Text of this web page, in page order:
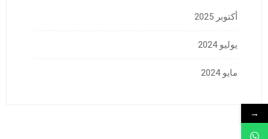
أكتوبر 2025
يوليو2024
مايو2024
→